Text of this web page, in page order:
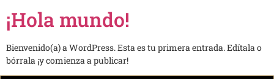
¡Hola mundo!
Bienvenido(a) a WordPress. Esta es tu primera entrada. Edítala o
bórrala ¡y comienza a publicar!